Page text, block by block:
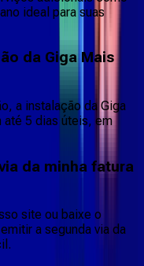
ideal para suas
da Giga Mais
a instalação da Giga
até 5 dias úteis, em
da minha fatura
site ou baixe o
a segunda via da